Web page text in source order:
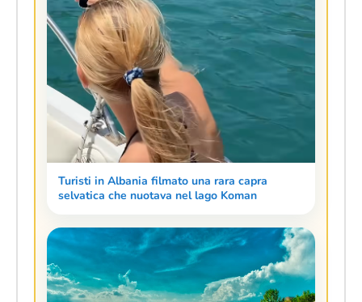
Turisti in Albania filmato una rara capra
selvatica che nuotava nel lago Koman